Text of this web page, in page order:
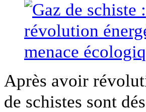
Après avoir
de schistes sont